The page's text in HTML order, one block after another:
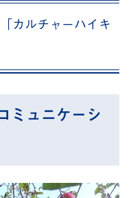
カルチャーハイキ
ミュニケーシ